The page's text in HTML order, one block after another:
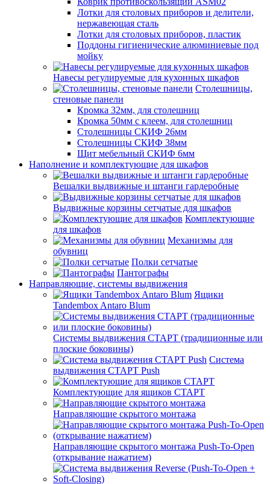
Лотки для столовых приборов и делители,
нержавеющая сталь
Лотки для столовых приборов, пластик
Поддоны гигиенические алюминиевые под
мойку
Навесы регулируемые для кухонных шкафов
Столешницы,
стеновые панели
Кромка 32мм, для столешниц
Кромка 50мм с клеем, для столешниц
Столешницы СКИФ 26мм
Столешницы СКИФ 38мм
Щит мебельный СКИФ 6мм
Наполнение и комплектующие для шкафов
Вешалки выдвижные и штанги гардеробные
Выдвижные корзины сетчатые для шкафов
Комплектующие
для шкафов
Механизмы для
обувниц
Полки сетчатые
Пантографы
Направляющие, системы выдвижения
Ящики
Tandembox Antaro Blum
Системы выдвижения СТАРТ (традиционные или
плоские боковины)
Система
выдвижения СТАРТ Push
Комплектующие для ящиков СТАРТ
Направляющие скрытого монтажа
Направляющие скрытого монтажа Push-To-Open
(открывание нажатием)